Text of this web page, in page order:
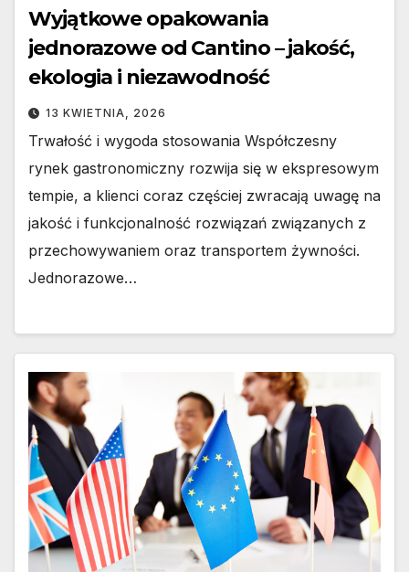
Wyjątkowe opakowania
jednorazowe od Cantino – jakość,
ekologia i niezawodność
13 KWIETNIA, 2026
Trwałość i wygoda stosowania Współczesny
rynek gastronomiczny rozwija się w ekspresowym
tempie, a klienci coraz częściej zwracają uwagę na
jakość i funkcjonalność rozwiązań związanych z
przechowywaniem oraz transportem żywności.
Jednorazowe…